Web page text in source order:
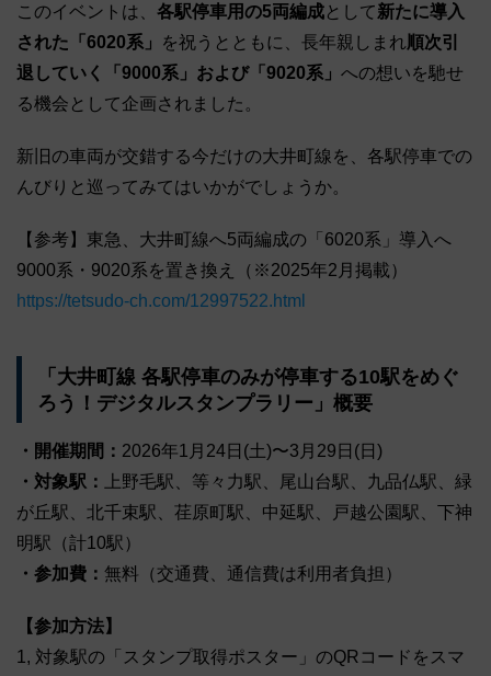
このイベントは、 各駅停車用の5両編成として新たに導入
された「6020系」
を祝うとともに、長年親しまれ順次引
退していく「9000系」および「9020系」 への想いを馳せ
る機会として企画されました。
新旧の車両が交錯する今だけの大井町線を、各駅停車での
んびりと巡ってみてはいかがでしょうか。
【参考】東急、大井町線へ5両編成の「6020系」導入へ
9000系・9020系を置き換え（※2025年2月掲載）
https://tetsudo-ch.com/12997522.html
「大井町線 各駅停車のみが停車する10駅をめぐ
ろう！デジタルスタンプラリー」概要
・開催期間： 2026年1月24日(土)〜3月29日(日)
・対象駅：
上野毛駅、等々力駅、尾山台駅、九品仏駅、緑
が丘駅、北千束駅、荏原町駅、中延駅、戸越公園駅、下神
明駅（計10駅）
・参加費： 無料（交通費、通信費は利用者負担）
【参加方法】
1, 対象駅の「スタンプ取得ポスター」のQRコードをスマ